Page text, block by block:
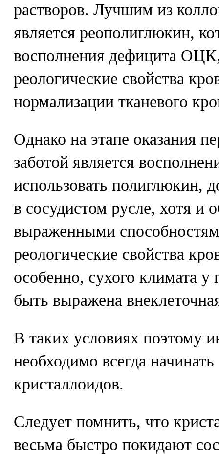
растворов. Лучшим из
является реополиглюкин,
восполнения дефицита
реологические свойства
нормализации тканевого
Однако на этапе оказания
заботой является
использовать полиглюкин,
в сосудистом русле, хотя и
выраженными
реологические свойства
особенно, сухого климата
быть выражена
В таких условиях поэтому
необходимо всегда
кристаллоидов.
Следует помнить, что
весьма быстро покидают